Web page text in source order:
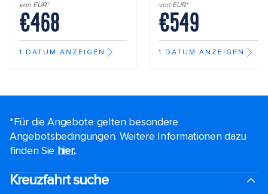
von EUR*
€468
1 DATUM ANZEIGEN
von EUR*
€549
1 DATUM ANZEIGEN
*Für die Angebote gelten besondere
Angebotsbedingungen. Weitere Informationen dazu
finden Sie hier..
Kreuzfahrt suche